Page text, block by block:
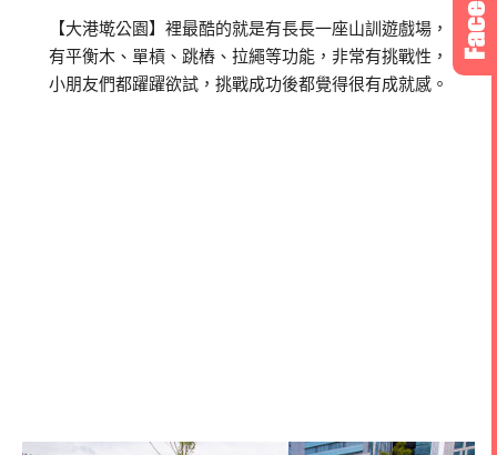
【大港墘公園】裡最酷的就是有長長一座山訓遊戲場，
有平衡木、單槓、跳樁、拉繩等功能，非常有挑戰性，
小朋友們都躍躍欲試，挑戰成功後都覺得很有成就感。